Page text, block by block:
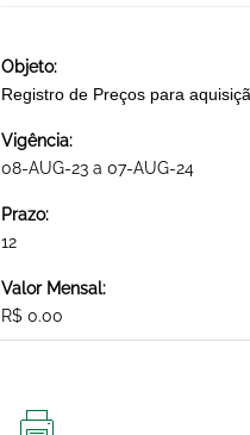
Objeto:
Registro de Preços para
Vigência:
08-AUG-23 a 07-AUG-24
Prazo:
12
Valor Mensal:
R$ 0.00